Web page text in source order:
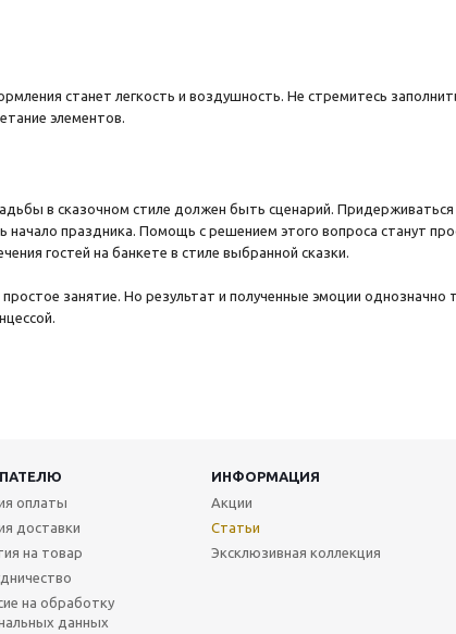
станет легкость и воздушность. Не стремитесь
элементов.
в сказочном стиле должен быть сценарий.
начало праздника. Помощь с решением этого вопроса станут
гостей на банкете в стиле выбранной сказки.
занятие. Но результат и полученные эмоции
ИНФОРМАЦИЯ
оплаты
доставки
на товар
на обработку
данных
Акции
Статьи
Эксклюзивная коллекция